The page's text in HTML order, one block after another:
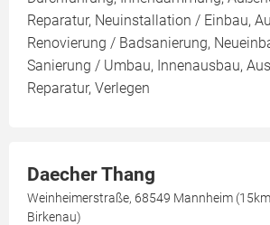
Reparatur, Neuinstallation / Einbau,
Renovierung / Badsanierung,
Sanierung / Umbau, Innenausbau,
Reparatur, Verlegen
Daecher Thang
Weinheimerstraße, 68549 Mannheim
Birkenau)